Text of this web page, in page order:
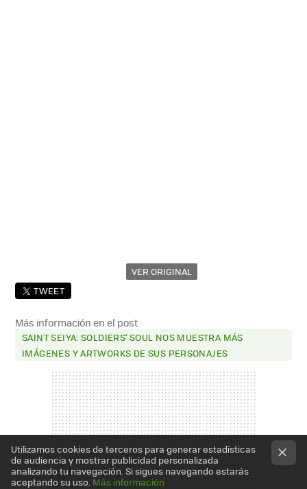
VER ORIGINAL
TWEET
Más información en el post
SAINT SEIYA: SOLDIERS’ SOUL NOS MUESTRA MÁS
IMÁGENES Y ARTWORKS DE SUS PERSONAJES
Utilizamos cookies de terceros para generar estadísticas
de audiencia y mostrar publicidad personalizada
analizando tu navegación. Si sigues navegando estarás
aceptando su uso. Más información